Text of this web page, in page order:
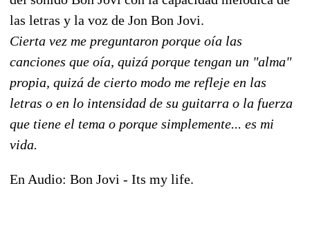
las letras y la voz de Jon Bon Jovi.
Cierta vez me preguntaron porque oía las
canciones que oía, quizá porque tengan un "alma"
propia, quizá de cierto modo me refleje en las
letras o en lo intensidad de su guitarra o la fuerza
que tiene el tema o porque simplemente... es mi
vida.
En Audio: Bon Jovi - Its my life.